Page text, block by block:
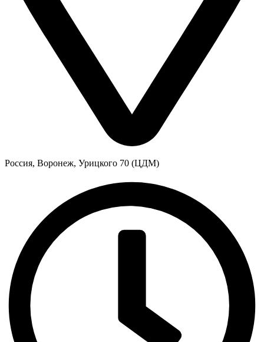
Россия, Воронеж, Урицкого 70 (ЦДМ)